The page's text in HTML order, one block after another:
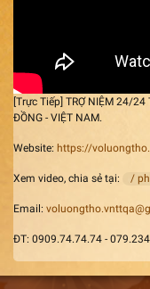
[Trực Tiếp] TRỢ NIỆM 24/24
ĐỒNG - VIỆT NAM.
Website: https://
Xem video, chia sẻ tại: /
Email:
ĐT: 0909.74.74.74 -